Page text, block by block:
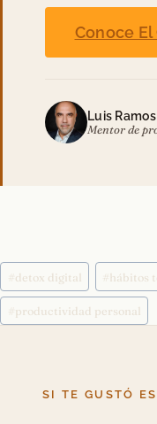
Conoce
Luis Ramos
Mentor de
Etiquetas
de
la
#detox digital #hábitos
#productividad personal
SI TE GUSTÓ